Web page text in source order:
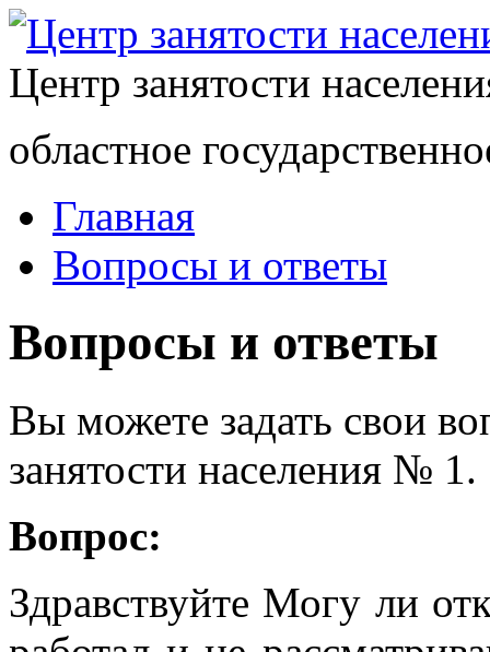
Центр занятости
областное
Главная
Вопросы и ответы
Вопросы и ответы
Вы можете задать свои
занятости населения № 1.
Вопрос:
Здравствуйте Могу ли